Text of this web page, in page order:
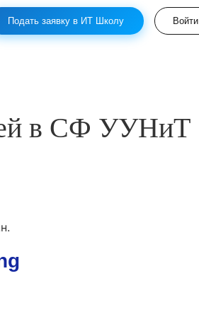
Подать заявку в ИТ Школу Войти
в СФ УУНиТ